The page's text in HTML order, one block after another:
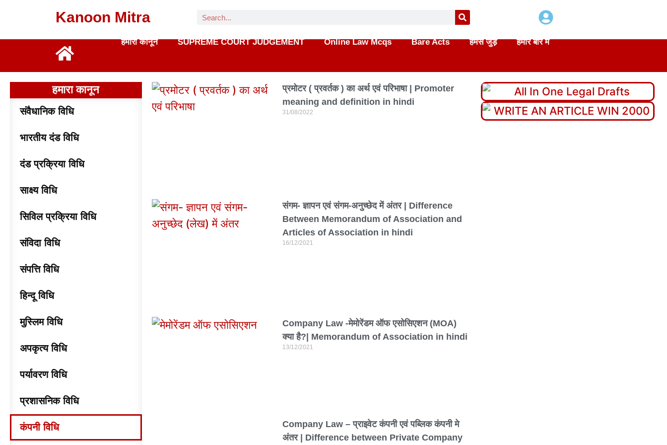
Kanoon Mitra
हमारा कानून SUPREME COURT JUDGEMENT Online Law Mcqs Bare Acts हमसे जुड़े हमारे बारे में
हमारा कानून
संवैधानिक विधि
भारतीय दंड विधि
दंड प्रक्रिया विधि
साक्ष्य विधि
सिविल प्रक्रिया विधि
संविदा विधि
संपत्ति विधि
हिन्दू विधि
मुस्लिम विधि
अपकृत्य विधि
पर्यावरण विधि
प्रशासनिक विधि
कंपनी विधि
प्रमोटर ( प्रवर्तक ) का अर्थ एवं परिभाषा | Promoter
meaning and definition in hindi
31/08/2022
संगम- ज्ञापन एवं संगम-अनुच्छेद में अंतर | Difference
Between Memorandum of Association and
Articles of Association in hindi
16/12/2021
Company Law -मेमोरेंडम ऑफ एसोसिएशन (MOA)
क्या है?| Memorandum of Association in hindi
13/12/2021
Company Law – प्राइवेट कंपनी एवं पब्लिक कंपनी मे
अंतर | Difference between Private Company